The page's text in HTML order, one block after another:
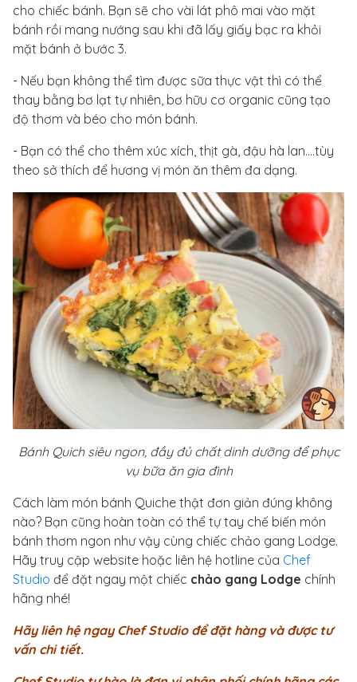
cho chiếc bánh. Bạn sẽ cho vài lát phô mai vào mặt
bánh rồi mang nướng sau khi đã lấy giấy bạc ra khỏi
mặt bánh ở bước 3.
- Nếu bạn không thể tìm được sữa thực vật thì có thể
thay bằng bơ lạt tự nhiên, bơ hữu cơ organic cũng tạo
độ thơm và béo cho món bánh.
- Bạn có thể cho thêm xúc xích, thịt gà, đậu hà lan....tùy
theo sở thích để hương vị món ăn thêm đa dạng.
Bánh Quich siêu ngon, đầy đủ chất dinh dưỡng để phục
vụ bữa ăn gia đình
Cách làm món bánh Quiche thật đơn giản đúng không
nào? Bạn cũng hoàn toàn có thể tự tay chế biến món
bánh thơm ngon như vậy cùng chiếc chảo gang Lodge.
Hãy truy cập website hoặc liên hệ hotline của Chef
Studio để đặt ngay một chiếc chảo gang Lodge chính
hãng nhé!
Hãy liên hệ ngay Chef Studio để đặt hàng và được tư
vấn chi tiết.